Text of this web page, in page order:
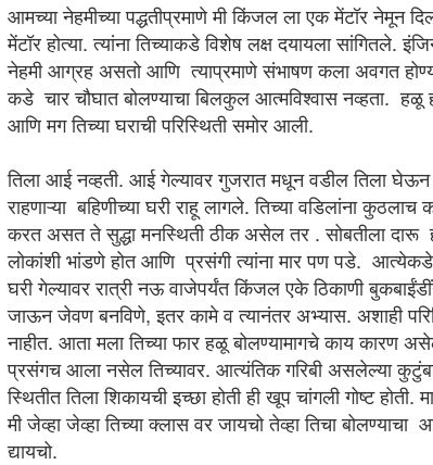
आमच्या नेहमीच्या पद्धतीप्रमाणे मी किंजल ला एक मेंटॉर नेमून
मेंटॉर होत्या. त्यांना तिच्याकडे विशेष लक्ष दयायला सांगितले.
नेहमी आग्रह असतो आणि त्याप्रमाणे संभाषण कला अवगत
कडे चार चौघात बोलण्याचा बिलकुल आत्मविश्वास नव्हता. हळू
आणि मग तिच्या घराची परिस्थिती समोर आली.
तिला आई नव्हती. आई गेल्यावर गुजरात मधून वडील तिला घेऊन
राहणाऱ्या बहिणीच्या घरी राहू लागले. तिच्या वडिलांना
करत असत ते सुद्धा मनस्थिती ठीक असेल तर . सोबतीला दारू
लोकांशी भांडणे होत आणि प्रसंगी त्यांना मार पण पडे.
घरी गेल्यावर रात्री नऊ वाजेपर्यंत किंजल एके ठिकाणी
जाऊन जेवण बनविणे, इतर कामे व त्यानंतर अभ्यास. अशाही
नाहीत. आता मला तिच्या फार हळू बोलण्यामागचे काय कारण
प्रसंगच आला नसेल तिच्यावर. आत्यंतिक गरिबी असलेल्या
स्थितीत तिला शिकायची इच्छा होती ही खूप चांगली गोष्ट होती.
मी जेव्हा जेव्हा तिच्या क्लास वर जायचो तेव्हा तिचा
द्यायचो.
म्हणून राहून गेलेल्या कित्येक गोष्टी करण्याचा हीच एक चांगली वेळ होती. अगदी
मी बरेच काही प्रयोग केले, विविध अँप्लिकेशन्स वापरून पाहिली. त्या सर्व
3
किशोरची "किमया रोबोटिक्स'
किशोरची "किमया रोबोटिक्स'
झूम मिटिंग संपवून किशोर आपल्या आलिशान केबिन मधील
महिन्यात जगात खूप उलथापालथ घडली होती आणि त्याचे
होते. किशोरची ‘किमया रोबोटिक्स अँड ऑटोमेशन’ ही
काम करणारी कंपनी सुद्धा त्याला अपवाद नव्हती.
होता. प्रचंड मेहनत आणि इच्छाशक्ती च्या बळावर
यशस्वी करत आणले होता.
फुले
वर्षे ही अबोली ( मालवणीत 'आबोली' ) बाल्कनीमध्ये अशीच फुलतेय. कर्जतच्या 'सगुणा
पिवळ्या फुलांचे झाड अजूनही तेच आहे. भगव्या फुलांचे झाड मात्र वाळून गेले. पण
उगवले. त्यामुळे पुन्हा दोन्ही रंगाची अबोली फुलायला लागली!
अबोलीचे नाते एकदम घट्ट आहे. कुठल्याही गावचा बाजार अबोलीच्या वळेसारावाचून